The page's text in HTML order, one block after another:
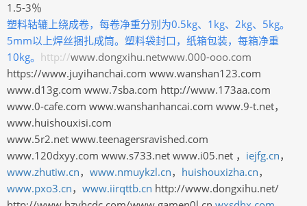
1.5-3％
塑料轱辘上绕成卷，每卷净重分别为0.5kg、1kg、2kg、5kg。
5mm以上焊丝捆扎成筒。塑料袋封口，纸箱包装，每箱净重
10kg。 http://www.dongxihu.netwww.000-ooo.com
https://www.juyihanchai.com www.wanshan123.com
www.d13g.com www.7sba.com http://www.173aa.com
www.0-cafe.com www.wanshanhancai.com www.9-t.net，
www.huishouxisi.com
www.5r2.net www.teenagersravished.com
www.120dxyy.com www.s733.net www.i05.net ， iejfg.cn，
www.zhutiw.cn， www.nmuykzl.cn， huishouxizha.cn，
www.pxo3.cn， www.iirqttb.cn http://www.dongxihu.net/